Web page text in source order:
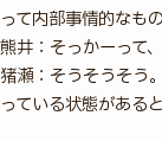
って内部事情的なも
熊井：そっかーって
猪瀬：そうそうそう
っている状態がある